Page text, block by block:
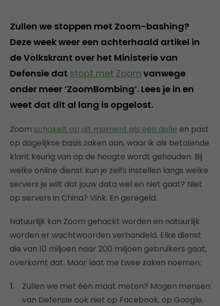
Zullen we stoppen met Zoom-bashing?
Deze week weer een achterhaald artikel in
de Volkskrant over het Ministerie van
Defensie dat stopt met Zoom vanwege
onder meer ‘ZoomBombing’. Lees je in en
weet dat dit al lang is opgelost.
Zoom schakelt op dit moment als een dolle en past
op dagelijkse basis zaken aan, waar ik als betalende
klant keurig van op de hoogte wordt gehouden. Bij
welke online dienst kun je zelfs instellen langs welke
servers je wilt dat jouw data wel en niet gaat? Niet
op servers in China? Vink. En geregeld.
Natuurlijk kan Zoom gehackt worden en natuurlijk
worden er wachtwoorden verhandeld. Elke dienst
die van 10 miljoen naar 200 miljoen gebruikers gaat,
overkomt dat. Maar laat me twee zaken noemen:
Zullen we met één maat meten? Mogen mensen
van Defensie ook niet op Facebook, op Google,